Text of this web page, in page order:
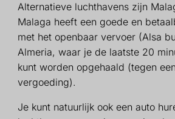
Alternatieve luchthavens zijn
Malaga heeft een goede en
met het openbaar vervoer (Alsa
Almeria, waar je de laatste 20
kunt worden opgehaald (tegen
vergoeding).
Je kunt natuurlijk ook een auto